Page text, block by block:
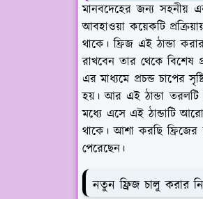
মানবদেহের জন্য সহনীয়
আবহাওয়া কয়েকটি
থাকে। ফ্রিজ এই ঠান্ডা
রাখবেন তার থেকে বিশেষ
এর মাধ্যমে প্রচন্ড চাপের
হয়। আর এই ঠান্ডা তরলটি
মধ্যে এসে এই ঠান্ডাটি
থাকে। আশা করছি
পেরেছেন।
নতুন ফ্রিজ চালু করার